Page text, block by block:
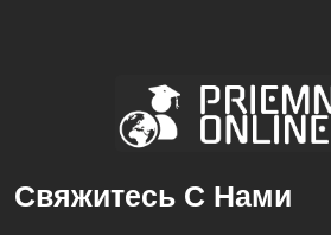
Свяжитесь С Нами